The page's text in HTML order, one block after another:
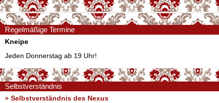
Regelmäßige Termine
Kneipe
Jeden Donnerstag ab 19 Uhr!
Selbstverständnis
» Selbstverständnis des Nexus